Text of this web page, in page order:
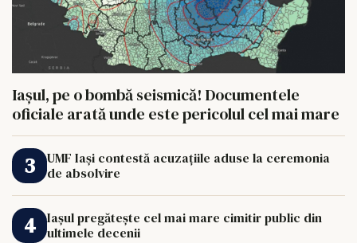
Iașul, pe o bombă seismică! Documentele
oficiale arată unde este pericolul cel mai mare
UMF Iași contestă acuzațiile aduse la ceremonia
de absolvire
Iașul pregătește cel mai mare cimitir public din
ultimele decenii